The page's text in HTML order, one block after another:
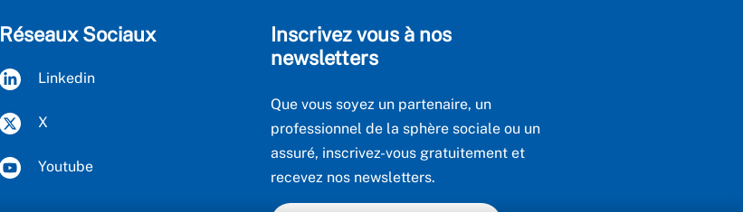
Réseaux Sociaux
Linkedin
X
Youtube
Inscrivez vous à nos
newsletters
Que vous soyez un partenaire, un
professionnel de la sphère sociale ou un
assuré, inscrivez-vous gratuitement et
recevez nos newsletters.